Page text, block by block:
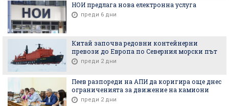
НОИ предлага нова електронна услуга
преди 6 дни
Китай започва редовни контейнерни
превози до Европа по Северния морски път
преди 2 дни
Пеев разпореди на АПИ да коригира още днес
ограниченията за движение на камиони
преди 2 дни